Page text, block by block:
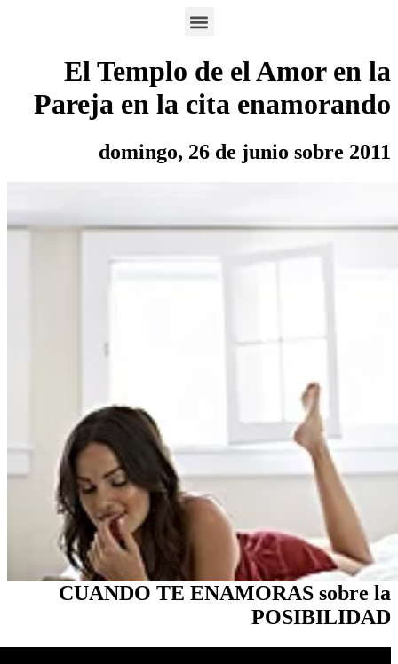
El Templo de el
Pareja en la cita
domingo, 26 de junio
CUANDO TE